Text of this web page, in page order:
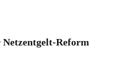
Reform